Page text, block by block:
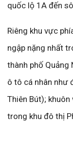
quốc lộ 1A đến
Riêng khu vực
ngập nặng nhất
thành phố Quảng
ô tô cá nhân như
Thiên Bút);
trong khu đô thị